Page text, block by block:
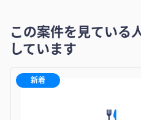
この案件を見ている
しています
新着